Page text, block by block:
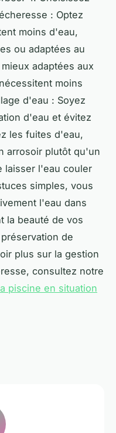
: Optez
moins d'eau,
ou adaptées au
adaptées aux
moins
d'eau : Soyez
d'eau et évitez
les fuites d'eau,
arrosoir plutôt qu'un
laisser l'eau couler
simples, vous
l'eau dans
la beauté de vos
de
plus sur la gestion
consultez notre
piscine en situation